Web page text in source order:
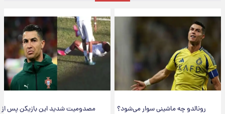
رونالدو چه ماشینی سوار می‌شود؟
مصدومیت شدید این بازیکن پس از